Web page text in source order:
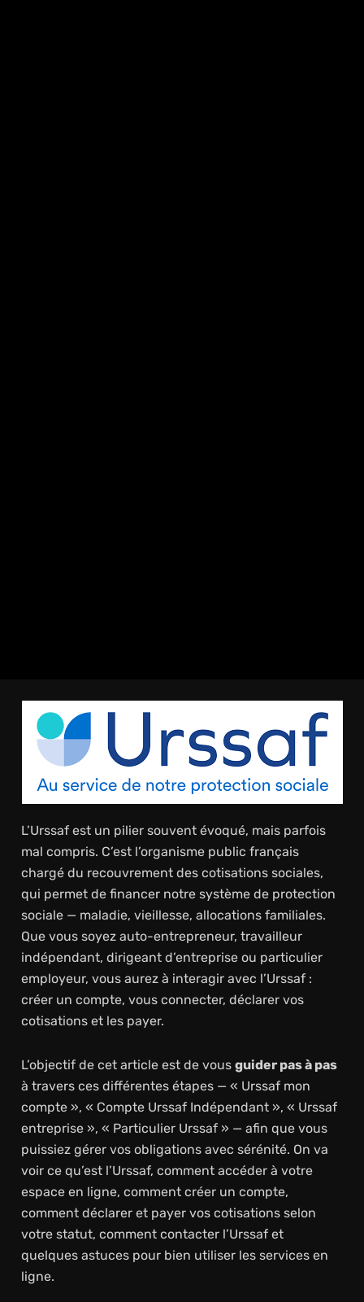
L’Urssaf est un pilier souvent évoqué, mais parfois
mal compris. C’est l’organisme public français
chargé du recouvrement des cotisations sociales,
qui permet de financer notre système de protection
sociale — maladie, vieillesse, allocations familiales.
Que vous soyez auto-entrepreneur, travailleur
indépendant, dirigeant d’entreprise ou particulier
employeur, vous aurez à interagir avec l’Urssaf :
créer un compte, vous connecter, déclarer vos
cotisations et les payer.
L’objectif de cet article est de vous guider pas à pas
à travers ces différentes étapes — « Urssaf mon
compte », « Compte Urssaf Indépendant », « Urssaf
entreprise », « Particulier Urssaf » — afin que vous
puissiez gérer vos obligations avec sérénité. On va
voir ce qu’est l’Urssaf, comment accéder à votre
espace en ligne, comment créer un compte,
comment déclarer et payer vos cotisations selon
votre statut, comment contacter l’Urssaf et
quelques astuces pour bien utiliser les services en
ligne.